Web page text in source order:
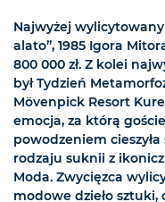
Najwyżej
alato”, 1985 Igora
800 000 zł. Z kolei
był Tydzień
Mövenpick Resort
emocja, za którą
powodzeniem
rodzaju suknii z
Moda. Zwycięzca
modowe dzieło